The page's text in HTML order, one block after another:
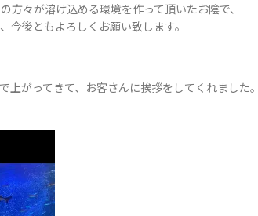
々が溶け込める環境を作って頂いたお陰で、
後ともよろしくお願い致します。
がってきて、お客さんに挨拶をしてくれました。